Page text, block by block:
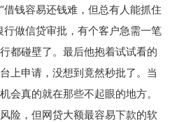
钱容易还钱难，但总有人能抓住
做信贷审批，有个客户急需一笔
都碰壁了。最后他抱着试试看的
上申请，没想到竟然秒批了。当
会真的就在那些不起眼的地方。
险，但网贷大额最容易下款的软